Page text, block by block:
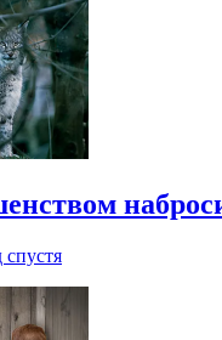
спустя